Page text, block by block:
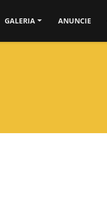
GALERIA ANUNCIE